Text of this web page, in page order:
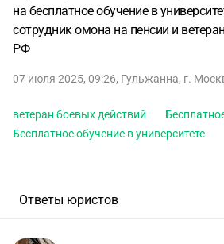
на бесплатное обучение в
сотрудник омона на пенсии и
РФ
07 июля 2025, 09:26, Гульжанна, г.
ветеран боевых действий
Бесплатное обучение в университете
Ответы юристов